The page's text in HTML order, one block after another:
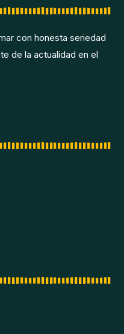
con honesta seriedad
de la actualidad en el